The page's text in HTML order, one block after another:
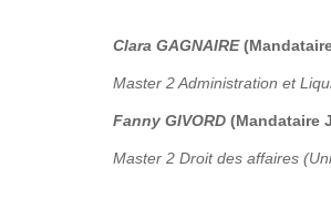
Clara GAGNAIRE
Master 2 Administration et
Fanny GIVORD (Mandataire
Master 2 Droit des affaires